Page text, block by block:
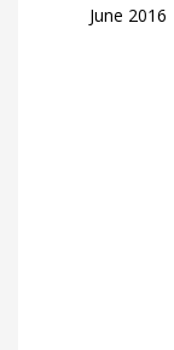
June 2016